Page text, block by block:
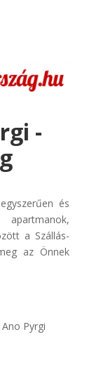
-
és
a Szállás-
az Önnek
Pyrgi